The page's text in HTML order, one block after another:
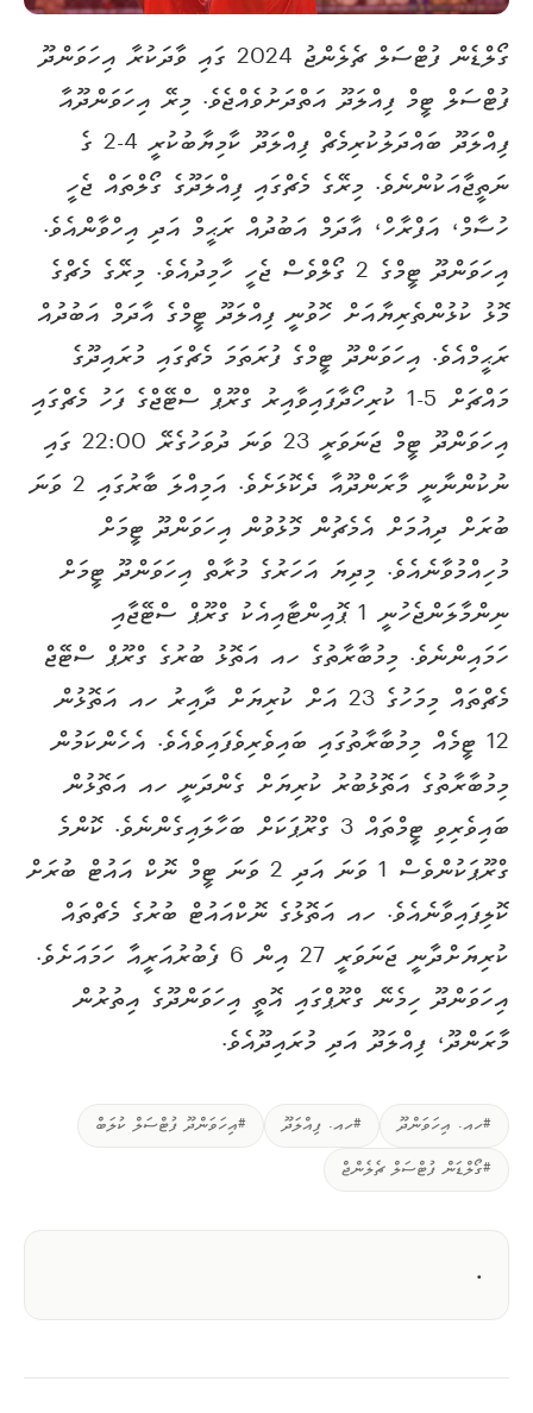
ގޯލްޑެން ފުޓްސަލް ޗެލެންޖު 2024 ގައި ވާދަކުރާ އިހަވަންދޫ
ފުޓްސަލް ޓީމް ފިއްލަދޫ އަތްދަށުވެއްޖެވެ. މިރޭ އިހަވަންދޫއާ
ފިއްލަދޫ ބައްދަލުކުރިމެޗް ފިއްލަދޫ ކާމިޔާބުކުރީ 4-2 ގެ
ނަތީޖާއަކުންނެވެ. މިރޭގެ މެޗްގައި ފިއްލަދޫގެ ގޯލްތައް ޖެހީ
ހުސާމް، އަފްރާހް، އާދަމް އަބުދުއް ރަޙީމް އަދި އިހްވާންއެވެ.
އިހަވަންދޫ ޓީމްގެ 2 ގޯލްވެސް ޖެހީ ހާމިދުއެވެ. މިރޭގެ މެޗްގެ
މޮޅު ކުޅުންތެރިޔާއަށް ހޮވުނީ ފިއްލަދޫ ޓީމްގެ އާދަމް އަބުދުއް
ރަޙީމްއެވެ. އިހަވަންދޫ ޓީމްގެ ފުރަތަމަ މެޗްގައި މުރައިދޫގެ
މައްޗަށް 5-1 ކުރިހޯދާފައިވާއިރު ގްރޫޕް ސްޓޭޖްގެ ފަހު މެޗްގައި
އިހަވަންދޫ ޓީމް ޖަނަވަރީ 23 ވަނަ ދުވަހުގެރޭ 22:00 ގައި
ނުކުންނާނީ މާރަންދޫއާ ދެކޮޅަށެވެ. އަމިއްލަ ބާރުގައި 2 ވަނަ
ބުރަށް ދިއުމަށް އެމެޗުން މޮޅުވުން އިހަވަންދޫ ޓީމަށް
މުހިއްމުވާނެއެވެ. މިދިޔަ އަހަރުގެ މުރާތް އިހަވަންދޫ ޓީމަށް
ނިންމާލަންޖެހުނީ 1 ޕޮއިންޓާއިއެކު ގްރޫޕް ސްޓޭޖާއި
ހަމައިންނެވެ. މިމުބާރާތުގެ ހއ އަތޮޅު ބުރުގެ ގްރޫޕް ސްޓޭޖް
މެޗްތައް މިމަހުގެ 23 އަށް ކުރިޔަށް ދާއިރު ހއ އަތޮޅުން
12 ޓީމެއް މިމުބާރާތުގައި ބައިވެރިވެފައިވެއެވެ. އެހެންކަމުން
މިމުބާރާތުގެ އަތޮޅުބުރު ކުރިޔަށް ގެންދަނީ ހއ އަތޮޅުން
ބައިވެރިވި ޓީމްތައް 3 ގްރޫޕަކަށް ބަހާލައިގެންނެވެ. ކޮންމެ
ގްރޫޕަކުންވެސް 1 ވަނަ އަދި 2 ވަނަ ޓީމް ނޮކް އައުޓް ބުރަށް
ކޮލިފައިވާނެއެވެ. ހއ އަތޮޅުގެ ނޮކްއައުޓް ބުރުގެ މެޗްތައް
ކުރިޔަށްދާނީ ޖަނަވަރީ 27 އިން 6 ފެބުރުއަރީއާ ހަމައަށެވެ.
އިހަވަންދޫ ހިމެނޭ ގްރޫޕްގައި އޮތީ އިހަވަންދޫގެ އިތުރުން
މާރަންދޫ، ފިއްލަދޫ އަދި މުރައިދޫއެވެ.
#ހއ. އިހަވަންދޫ #ހއ. ފިއްލަދޫ
#އިހަވަންދޫ ފުޓްސަލް ކުލަބް
#ގޯލްޑަން ފުޓްސަލް ޗެލެންޖް
.